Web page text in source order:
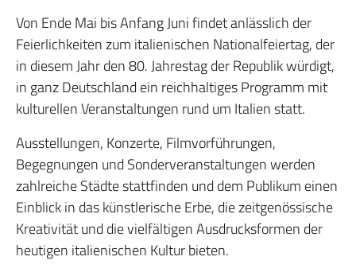
Von Ende Mai bis Anfang Juni findet anlässlich der
Feierlichkeiten zum italienischen Nationalfeiertag, der
in diesem Jahr den 80. Jahrestag der Republik würdigt,
in ganz Deutschland ein reichhaltiges Programm mit
kulturellen Veranstaltungen rund um Italien statt.
Ausstellungen, Konzerte, Filmvorführungen,
Begegnungen und Sonderveranstaltungen werden
zahlreiche Städte stattfinden und dem Publikum einen
Einblick in das künstlerische Erbe, die zeitgenössische
Kreativität und die vielfältigen Ausdrucksformen der
heutigen italienischen Kultur bieten.